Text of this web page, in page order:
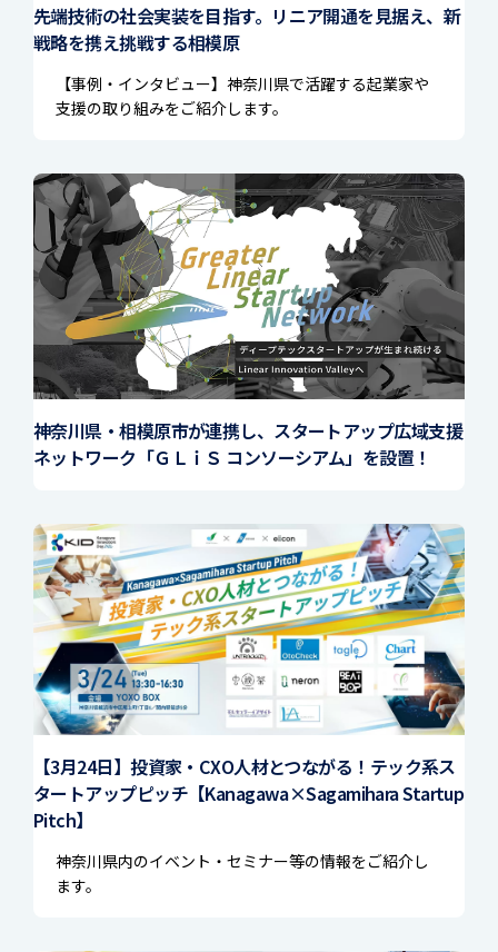
先端技術の社会実装を目指す。リニア開通を見据え、新
戦略を携え挑戦する相模原
【事例・インタビュー】神奈川県で活躍する起業家や
支援の取り組みをご紹介します。
神奈川県・相模原市が連携し、スタートアップ広域支援
ネットワーク「ＧＬｉＳ コンソーシアム」を設置！
【3月24日】投資家・CXO人材とつながる！テック系ス
タートアップピッチ【Kanagawa×Sagamihara Startup
Pitch】
神奈川県内のイベント・セミナー等の情報をご紹介し
ます。